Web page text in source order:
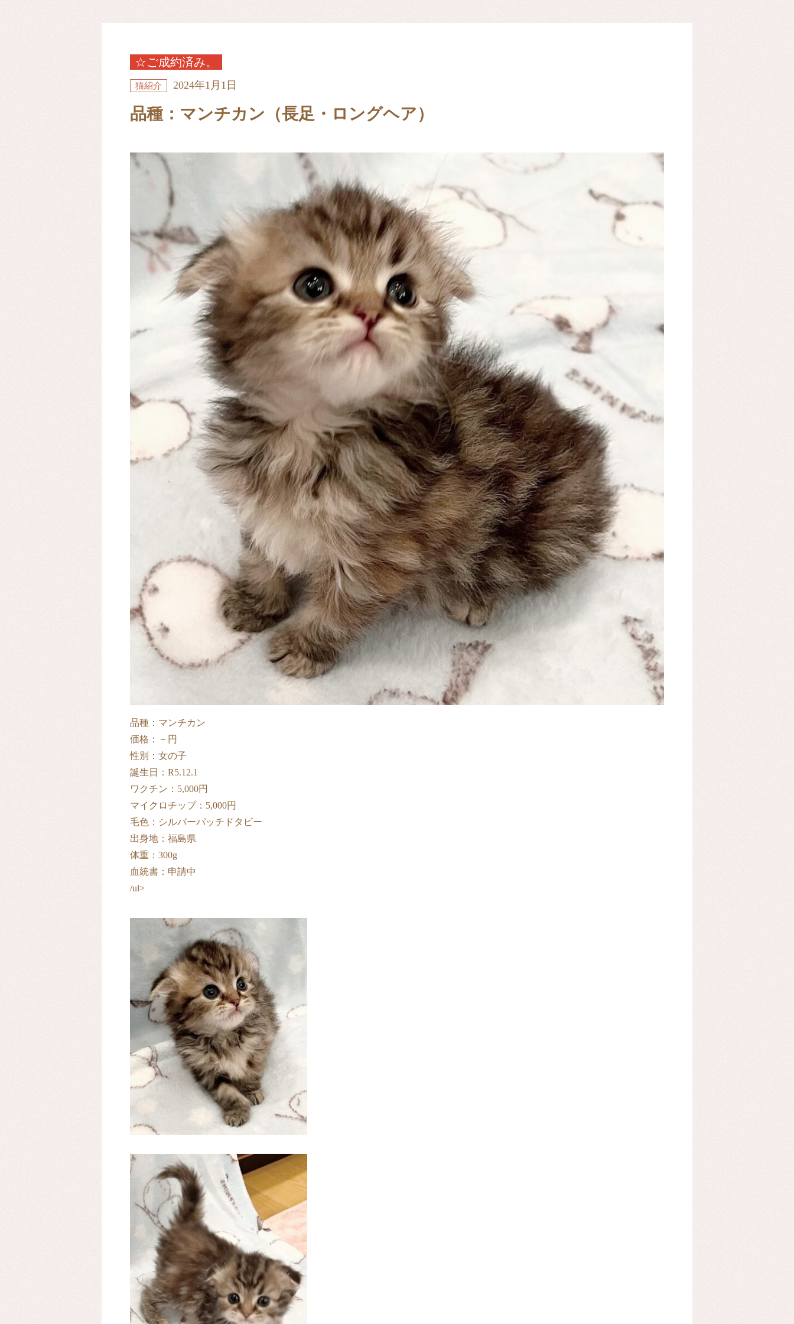
☆ご成約済み。
猫紹介 2024年1月1日
品種：マンチカン（長足・ロングヘア）
品種：マンチカン
価格：－円
性別：女の子
誕生日：R5.12.1
ワクチン：5,000円
マイクロチップ：5,000円
毛色：シルバーパッチドタビー
出身地：福島県
体重：300g
血統書：申請中
/ul>